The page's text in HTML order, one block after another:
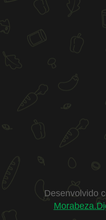
Desenvolvido